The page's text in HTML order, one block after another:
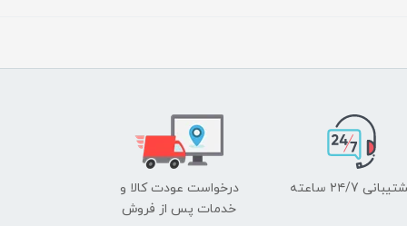
۲۴/7 ساعته
درخواست عودت کالا و
خدمات پس از فروش